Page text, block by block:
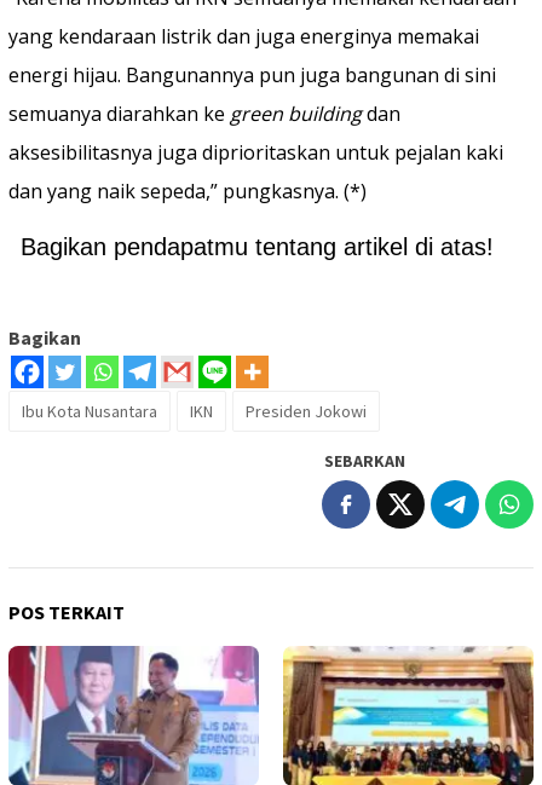
yang kendaraan listrik dan juga energinya memakai
energi hijau. Bangunannya pun juga bangunan di sini
semuanya diarahkan ke green buildingdan
aksesibilitasnya juga diprioritaskan untuk pejalan kaki
dan yang naik sepeda,” pungkasnya. (*)
Bagikan pendapatmu tentang artikel di atas!
Bagikan
Ibu Kota Nusantara IKN Presiden Jokowi
SEBARKAN
POS TERKAIT